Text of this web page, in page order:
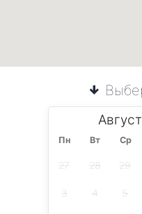
Пн Вт Ср
27 28 29
3 4 5